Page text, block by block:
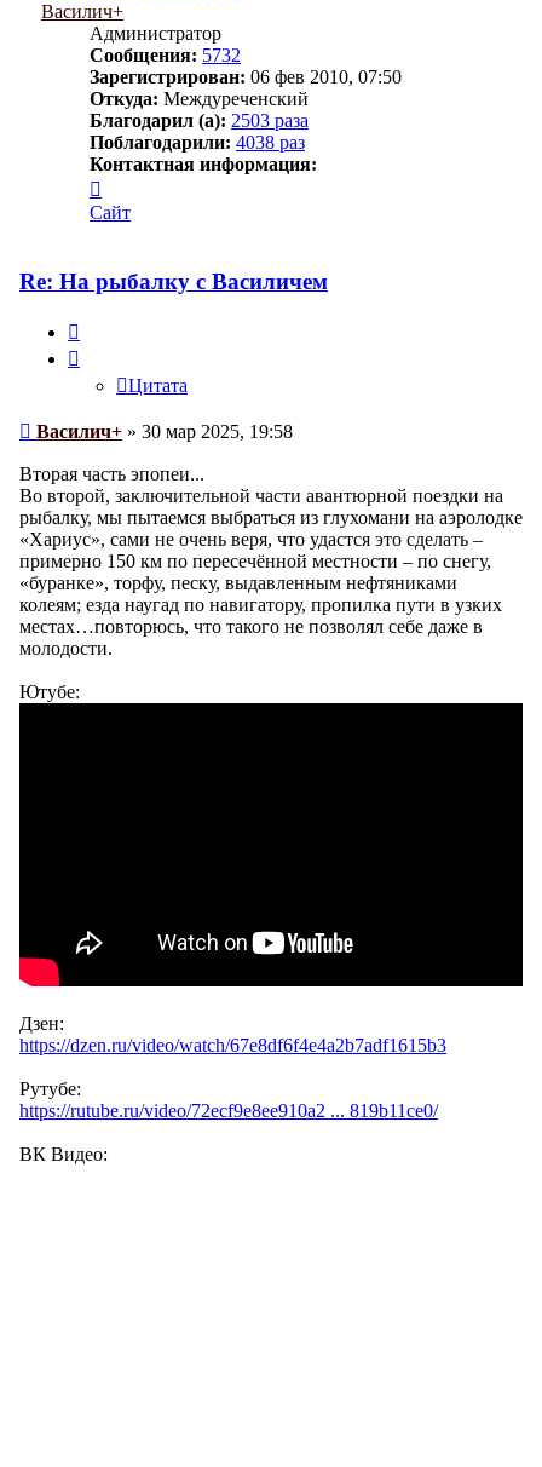
Василич+
Администратор
Сообщения: 5732
Зарегистрирован: 06 фев 2010, 07:50
Откуда: Междуреченский
Благодарил (а): 2503 раза
Поблагодарили: 4038 раз
Контактная информация:
информация
пользователя
Сайт
Re: На рыбалку с Василичем
Цитата
Сообщение
Василич+ » 30 мар 2025, 19:58
Вторая часть эпопеи...
Во второй, заключительной части авантюрной поездки на
рыбалку, мы пытаемся выбраться из глухомани на аэролодке
«Хариус», сами не очень веря, что удастся это сделать –
примерно 150 км по пересечённой местности – по снегу,
«буранке», торфу, песку, выдавленным нефтяниками
колеям; езда наугад по навигатору, пропилка пути в узких
местах…повторюсь, что такого не позволял себе даже в
молодости.
Ютубе:
Дзен:
https://dzen.ru/video/watch/67e8df6f4e4a2b7adf1615b3
Рутубе:
https://rutube.ru/video/72ecf9e8ee910a2 ... 819b11ce0/
ВК Видео: